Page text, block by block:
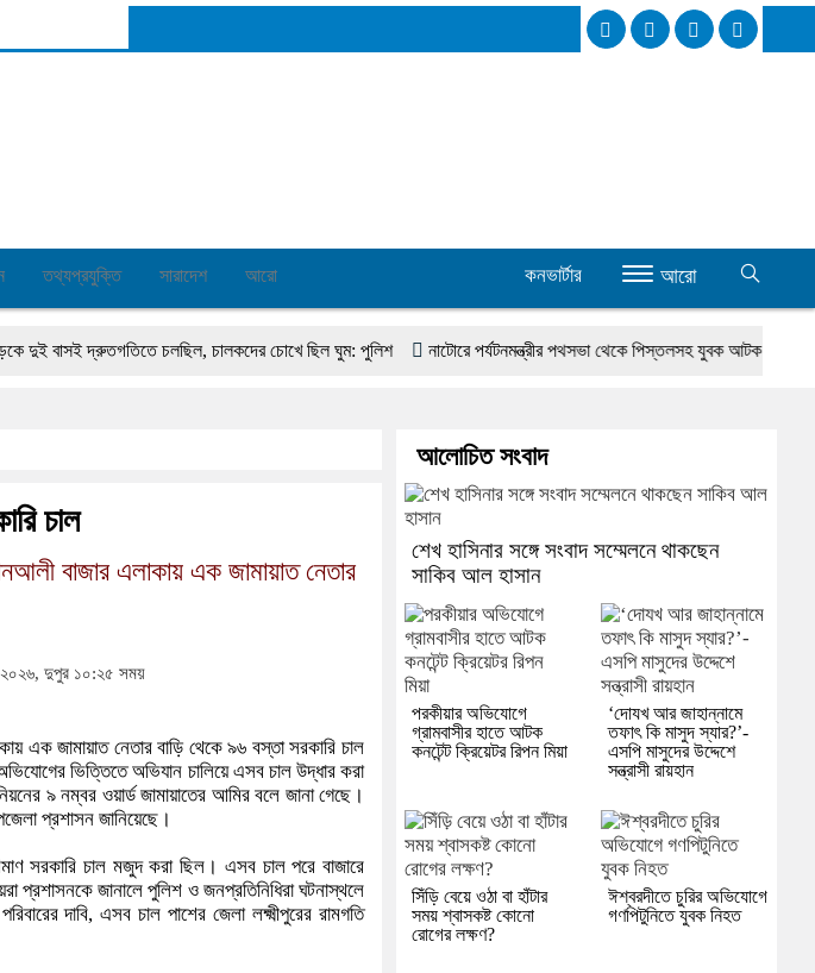
তথ্যপ্রযুক্তি সারাদেশ আরো কনভার্টার আরো
দ্রুতগতিতে চলছিল, চালকদের চোখে ছিল ঘুম: পুলিশ নাটোরে পর্যটনমন্ত্রীর পথসভা থেকে পিস্তলসহ যুবক আটক মিরপুরে
চাল
বাজার এলাকায় এক জামায়াত নেতার
দুপুর ১০:২৫ সময়
এক জামায়াত নেতার বাড়ি থেকে ৯৬ বস্তা সরকারি চাল
ভিত্তিতে অভিযান চালিয়ে এসব চাল উদ্ধার করা
৯ নম্বর ওয়ার্ড জামায়াতের আমির বলে জানা গেছে।
প্রশাসন জানিয়েছে।
সরকারি চাল মজুদ করা ছিল। এসব চাল পরে বাজারে
প্রশাসনকে জানালে পুলিশ ও জনপ্রতিনিধিরা ঘটনাস্থলে
দাবি, এসব চাল পাশের জেলা লক্ষ্মীপুরের রামগতি
আলোচিত সংবাদ
শেখ হাসিনার সঙ্গে সংবাদ সম্মেলনে থাকছেন
সাকিব আল হাসান
পরকীয়ার অভিযোগে
গ্রামবাসীর হাতে আটক
কনটেন্ট ক্রিয়েটর রিপন মিয়া
‘দোযখ আর জাহান্নামে
তফাৎ কি মাসুদ স্যার?’-
এসপি মাসুদের উদ্দেশে
সন্ত্রাসী রায়হান
সিঁড়ি বেয়ে ওঠা বা হাঁটার
সময় শ্বাসকষ্ট কোনো
রোগের লক্ষণ?
ঈশ্বরদীতে চুরির অভিযোগে
গণপিটুনিতে যুবক নিহত